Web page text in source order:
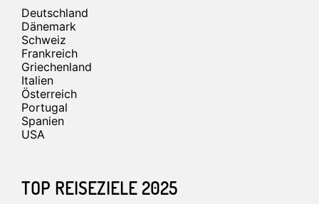
Deutschland
Dänemark
Schweiz
Frankreich
Griechenland
Italien
Österreich
Portugal
Spanien
USA
TOP REISEZIELE 2025